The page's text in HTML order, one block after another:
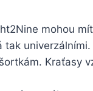
mohou
tak
Kraťasy